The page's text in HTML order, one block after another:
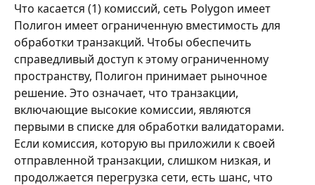
Что касается (1) комиссий, сеть Polygon имеет
Полигон имеет ограниченную вместимость для
обработки транзакций. Чтобы обеспечить
справедливый доступ к этому ограниченному
пространству, Полигон принимает рыночное
решение. Это означает, что транзакции,
включающие высокие комиссии, являются
первыми в списке для обработки валидаторами.
Если комиссия, которую вы приложили к своей
отправленной транзакции, слишком низкая, и
продолжается перегрузка сети, есть шанс, что